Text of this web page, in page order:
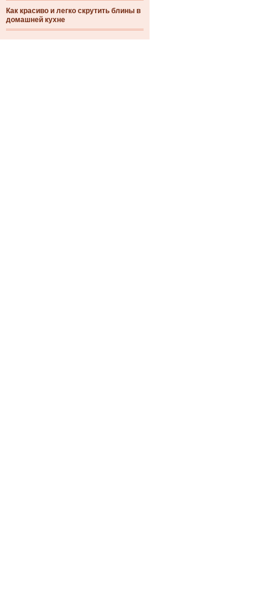
Как красиво и легко скрутить блины в
домашней кухне